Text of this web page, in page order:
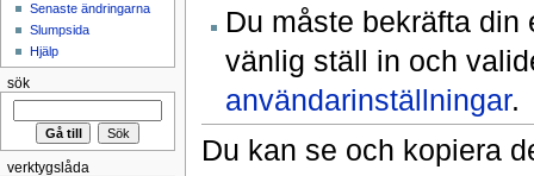
Du måste bekräfta din
vänlig ställ in och
användarinställningar.
Du kan se och kopiera
Senaste ändringarna
Slumpsida
Hjälp
sök
verktygslåda